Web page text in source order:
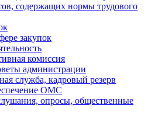
содержащих нормы трудового
закупок
комиссия
администрации
служба, кадровый резерв
ОМС
опросы, общественные